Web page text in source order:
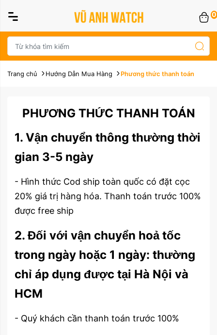
0
Trang chủ Hướng Dẫn Mua Hàng Phương thức thanh toán
PHƯƠNG THỨC THANH TOÁN
1. Vận chuyển thông thường thời
gian 3-5 ngày
- Hình thức Cod ship toàn quốc có đặt cọc
20% giá trị hàng hóa. Thanh toán trước 100%
được free ship
2. Đối với vận chuyển hoả tốc
trong ngày hoặc 1 ngày: thường
chỉ áp dụng được tại Hà Nội và
HCM
- Quý khách cần thanh toán trước 100%